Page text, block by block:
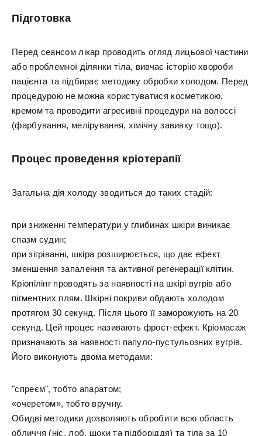
Підготовка
Перед сеансом лікар проводить огляд лицьової частини
або проблемної ділянки тіла, вивчає історію хвороби
пацієнта та підбирає методику обробки холодом. Перед
процедурою не можна користуватися косметикою,
кремом та проводити агресивні процедури на волоссі
(фарбування, мелірування, хімічну завивку тощо).
Процес проведення кріотерапії
Загальна дія холоду зводиться до таких стадій:
при зниженні температури у глибинах шкіри виникає
спазм судин;
при зігріванні, шкіра розширюється, що дає ефект
зменшення запалення та активної регенерації клітин.
Кріопілінг проводять за наявності на шкірі вугрів або
пігментних плям. Шкірні покриви обдають холодом
протягом 30 секунд. Після цього її заморожують на 20
секунд. Цей процес називають фрост-ефект. Кріомасаж
призначають за наявності папуло-пустульозних вугрів.
Його виконують двома методами:
"спреєм", тобто апаратом;
«очеретом», тобто вручну.
Обидві методики дозволяють обробити всю область
обличчя (ніс, лоб, щоки та підборіддя) та тіла за 10